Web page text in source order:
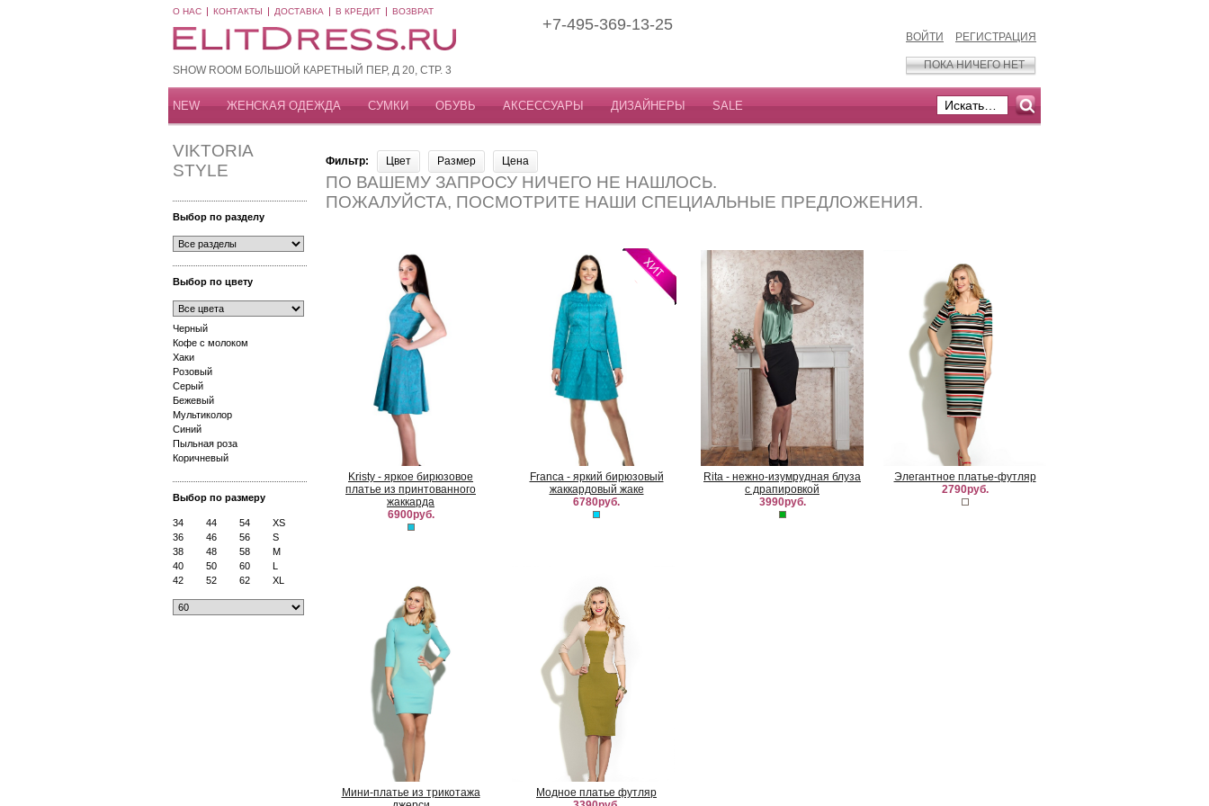
О НАС КОНТАКТЫ ДОСТАВКА В КРЕДИТ ВОЗВРАТ
SHOW ROOM БОЛЬШОЙ КАРЕТНЫЙ ПЕР, Д 20, СТР. 3
+7-495-369-13-25
ВОЙТИ РЕГИСТРАЦИЯ
ПОКА НИЧЕГО НЕТ
NEW ЖЕНСКАЯ ОДЕЖДА СУМКИ ОБУВЬ АКСЕССУАРЫ ДИЗАЙНЕРЫ SALE
VIKTORIA
STYLE
Выбор по разделу
Выбор по цвету
Черный
Кофе с молоком
Хаки
Розовый
Серый
Бежевый
Мультиколор
Синий
Пыльная роза
Коричневый
Выбор по размеру
34 44 54
XS
36
46 56
S
38
48 58
M
40
50 60
L
42
52 62 XL
Фильтр: Цвет Размер Цена
ПО ВАШЕМУ ЗАПРОСУ НИЧЕГО НЕ НАШЛОСЬ.
ПОЖАЛУЙСТА, ПОСМОТРИТЕ НАШИ СПЕЦИАЛЬНЫЕ ПРЕДЛОЖЕНИЯ.
Kristy - яркое бирюзовое
платье из принтованного
жаккарда
6900руб.
Franca - яркий бирюзовый
жаккардовый жаке
6780руб.
Rita - нежно-изумрудная блуза
с драпировкой
3990руб.
Элегантное платье-футляр
2790руб.
Мини-платье из трикотажа
Модное платье футляр